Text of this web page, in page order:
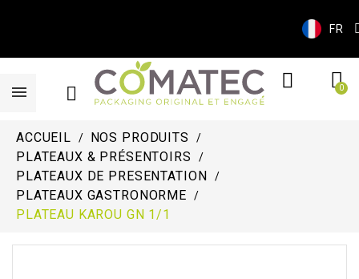
FR
ACCUEIL
NOS PRODUITS
PLATEAUX & PRÉSENTOIRS
PLATEAUX DE PRESENTATION
PLATEAUX GASTRONORME
PLATEAU KAROU GN 1/1